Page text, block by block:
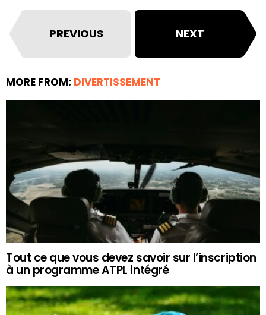
PREVIOUS NEXT
MORE FROM: DIVERTISSEMENT
Tout ce que vous devez savoir sur l’inscription
à un programme ATPL intégré